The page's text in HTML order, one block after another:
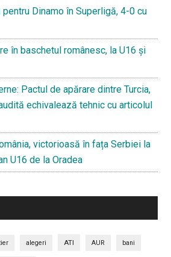
Dinamo în Superligă, 4-0 cu
în baschetul românesc, la U16 și
Pactul de apărare dintre Turcia,
echivalează tehnic cu articolul
victorioasă în fața Serbiei la
U16 de la Oradea
alegeri ATI AUR bani